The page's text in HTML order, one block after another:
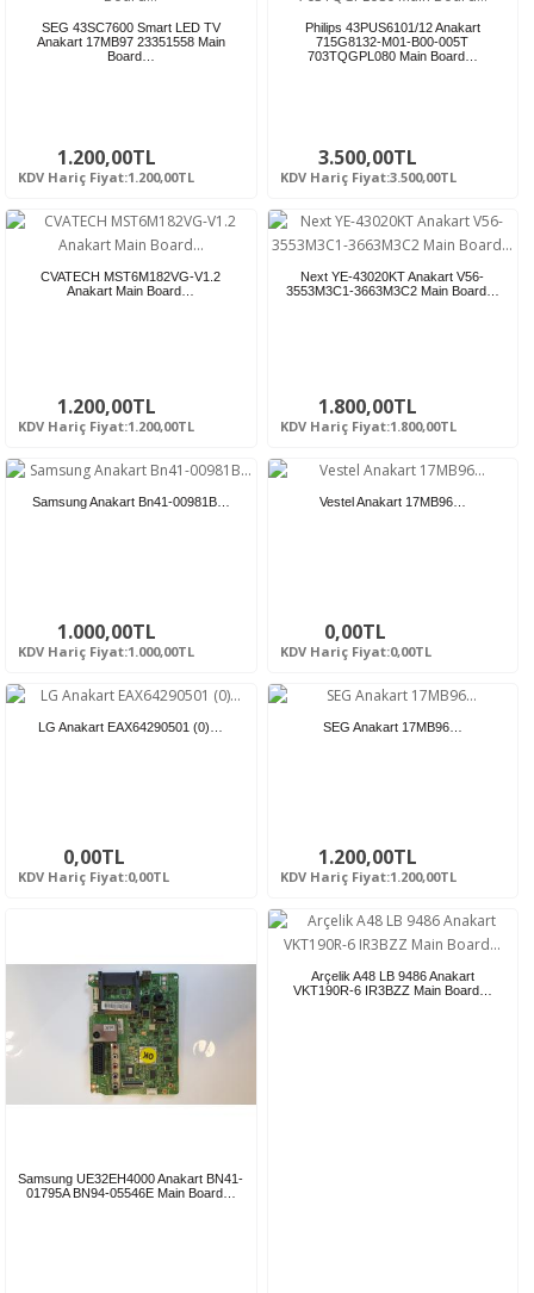
SEG 43SC7600 Smart LED TV
Anakart 17MB97 23351558 Main
Board…
1.200,00TL
KDV Hariç Fiyat:1.200,00TL
Philips 43PUS6101/12 Anakart
715G8132-M01-B00-005T
703TQGPL080 Main Board…
3.500,00TL
KDV Hariç Fiyat:3.500,00TL
CVATECH MST6M182VG-V1.2
Anakart Main Board…
1.200,00TL
KDV Hariç Fiyat:1.200,00TL
Next YE-43020KT Anakart V56-
3553M3C1-3663M3C2 Main Board…
1.800,00TL
KDV Hariç Fiyat:1.800,00TL
Samsung Anakart Bn41-00981B…
1.000,00TL
KDV Hariç Fiyat:1.000,00TL
Vestel Anakart 17MB96…
0,00TL
KDV Hariç Fiyat:0,00TL
LG Anakart EAX64290501 (0)…
0,00TL
KDV Hariç Fiyat:0,00TL
SEG Anakart 17MB96…
1.200,00TL
KDV Hariç Fiyat:1.200,00TL
Samsung UE32EH4000 Anakart BN41-
01795A BN94-05546E Main Board…
Arçelik A48 LB 9486 Anakart
VKT190R-6 IR3BZZ Main Board…